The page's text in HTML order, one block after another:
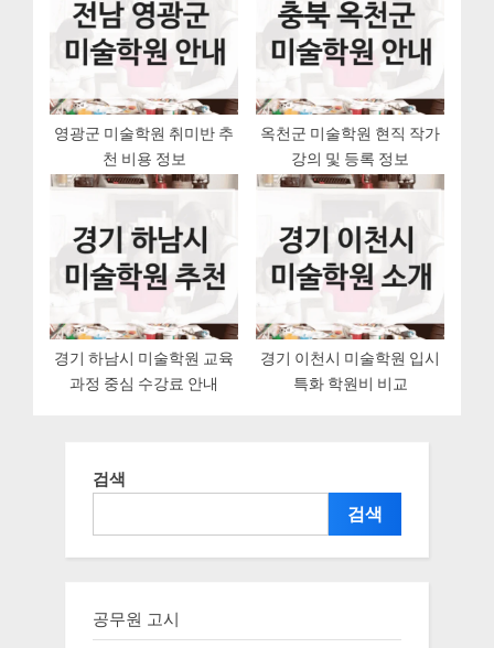
영광군 미술학원 취미반 추
천 비용 정보
옥천군 미술학원 현직 작가
강의 및 등록 정보
경기 하남시 미술학원 교육
과정 중심 수강료 안내
경기 이천시 미술학원 입시
특화 학원비 비교
검색
검색
공무원 고시